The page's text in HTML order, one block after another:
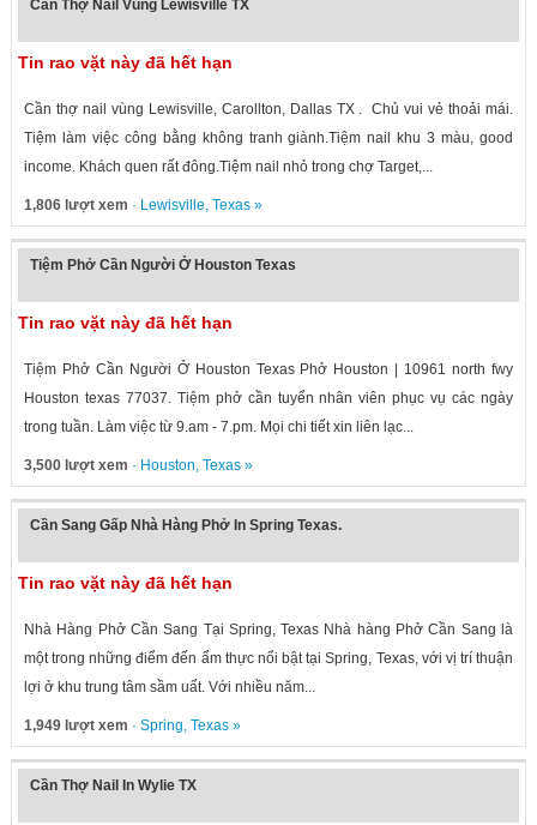
Cần Thợ Nail Vùng Lewisville TX
Tin rao vặt này đã hết hạn
Cần thợ nail vùng Lewisville, Carollton, Dallas TX . Chủ vui vẻ thoải mái.
Tiệm làm việc công bằng không tranh giành.Tiệm nail khu 3 màu, good
income. Khách quen rất đông.Tiệm nail nhỏ trong chợ Target,...
1,806 lượt xem · Lewisville, Texas»
Tiệm Phở Cần Người Ở Houston Texas
Tin rao vặt này đã hết hạn
Tiệm Phở Cần Người Ở Houston Texas Phở Houston | 10961 north fwy
Houston texas 77037. Tiệm phở cần tuyển nhân viên phục vụ các ngày
trong tuần. Làm việc từ 9.am - 7.pm. Mọi chi tiết xin liên lạc...
3,500 lượt xem · Houston, Texas»
Cần Sang Gấp Nhà Hàng Phở In Spring Texas.
Tin rao vặt này đã hết hạn
Nhà Hàng Phở Cần Sang Tại Spring, Texas Nhà hàng Phở Cần Sang là
một trong những điểm đến ẩm thực nổi bật tại Spring, Texas, với vị trí thuận
lợi ở khu trung tâm sầm uất. Với nhiều năm...
1,949 lượt xem · Spring, Texas»
Cần Thợ Nail In Wylie TX